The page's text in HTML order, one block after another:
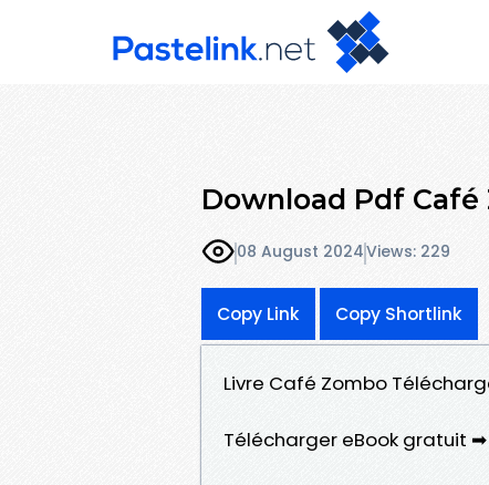
Download Pdf Café
08 August 2024Views: 229
Copy Link Copy Shortlink
Livre Café Zombo
Télécharger eBook gratuit ➡